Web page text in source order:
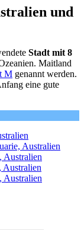
und
Stadt mit 8
Maitland
M genannt werden.
eine gute
Australien
Australien
Australien
Australien